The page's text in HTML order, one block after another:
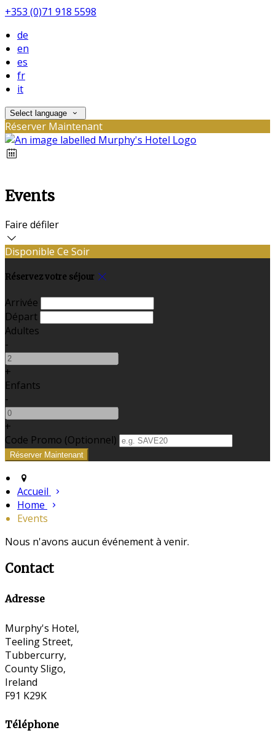
+353 (0)71 918 5598
de
en
es
fr
it
Select language
Réserver Maintenant
Events
Faire défiler
Disponible Ce Soir
Réservez votre séjour
Arrivée
Départ
Adultes
-
+
Enfants
-
+
Code Promo (Optionnel)
Accueil
Home
Events
Nous n'avons aucun événement à venir.
Contact
Adresse
Murphy's Hotel,
Teeling Street,
Tubbercurry,
County Sligo,
Ireland
F91 K29K
Téléphone